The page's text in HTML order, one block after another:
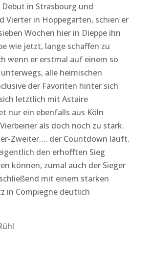
in Strasbourg und
Vierter in Hoppegarten, schien er
Wochen hier in Dieppe ihn
wie jetzt, lange schaffen zu
wenn er erstmal auf einem so
alle heimischen
der Favoriten hinter sich
letztlich mit Astaire
nur ein ebenfalls aus Köln
als doch noch zu stark.
Zweiter…. der Countdown läuft.
den erhofften Sieg
können, zumal auch der Sieger
mit einem starken
in Compiegne deutlich